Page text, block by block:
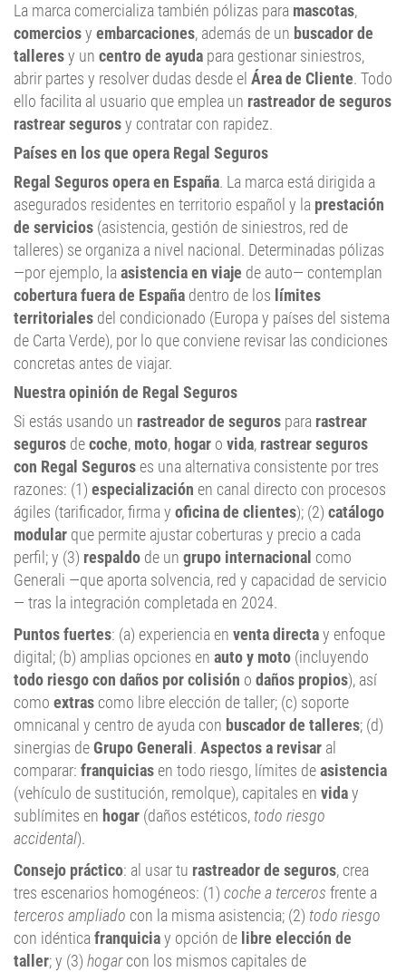
La marca comercializa también pólizas para mascotas,
comerciosy embarcaciones, además de un buscador de
talleresy un centro de ayuda para gestionar siniestros,
abrir partes y resolver dudas desde el Área de Cliente. Todo
ello facilita al usuario que emplea un rastreador de seguros
rastrear segurosy contratar con rapidez.
Países en los que opera Regal Seguros
Regal Seguros opera en España. La marca está dirigida a
asegurados residentes en territorio español y la prestación
de servicios (asistencia, gestión de siniestros, red de
talleres) se organiza a nivel nacional. Determinadas pólizas
—por ejemplo, la asistencia en viaje de auto— contemplan
cobertura fuera de España dentro de los límites
territoriales del condicionado (Europa y países del sistema
de Carta Verde), por lo que conviene revisar las condiciones
concretas antes de viajar.
Nuestra opinión de Regal Seguros
Si estás usando un rastreador de seguros para rastrear
seguros decoche, moto,hogar o vida, rastrear seguros
con Regal Seguros es una alternativa consistente por tres
razones: (1) especialización en canal directo con procesos
ágiles (tarificador, firma y oficina de clientes); (2) catálogo
modular que permite ajustar coberturas y precio a cada
perfil; y (3) respaldo de un grupo internacional como
Generali —que aporta solvencia, red y capacidad de servicio
— tras la integración completada en 2024.
Puntos fuertes: (a) experiencia en venta directay enfoque
digital; (b) amplias opciones en auto y moto (incluyendo
todo riesgo con daños por colisión o daños propios), así
como extras como libre elección de taller; (c) soporte
omnicanal y centro de ayuda con buscador de talleres; (d)
sinergias deGrupo Generali. Aspectos a revisar al
comparar: franquicias en todo riesgo, límites deasistencia
(vehículo de sustitución, remolque), capitales en viday
sublímites en hogar (daños estéticos, todo riesgo
accidental).
Consejo práctico: al usar tu rastreador de seguros, crea
tres escenarios homogéneos: (1) coche a terceros frente a
terceros ampliado con la misma asistencia; (2) todo riesgo
con idéntica franquiciay opción de libre elección de
taller; y (3) hogarcon los mismos capitales de